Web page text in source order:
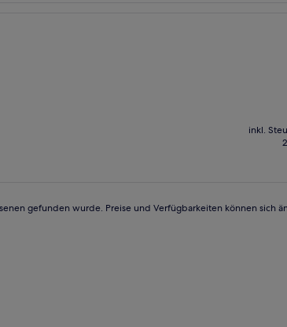
inkl.
gefunden wurde. Preise und Verfügbarkeiten können sich